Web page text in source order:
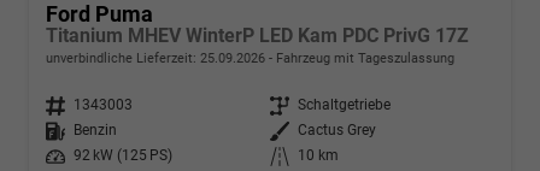
Ford Puma
Titanium MHEV WinterP LED Kam PDC PrivG 17Z
unverbindliche Lieferzeit: 25.09.2026 Fahrzeug mit Tageszulassung
Fahrzeugnr. 1343003 Getriebe Schaltgetriebe
Kraftstoff
Benzin Außenfarbe Cactus Grey
Leistung
92 kW (125 PS) Kilometerstand
10 km